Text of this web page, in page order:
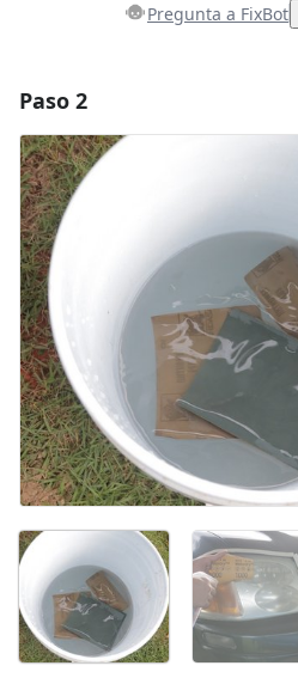
Pregunta a FixBot
Agregar Comentario
Cancelar
Paso 2